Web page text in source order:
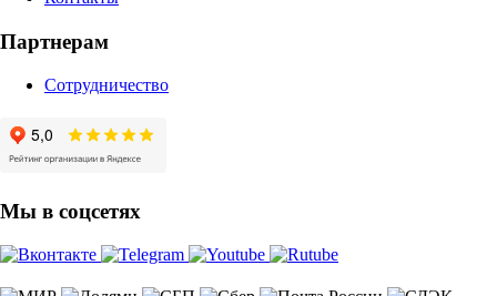
Партнерам
Сотрудничество
Мы в соцсетях